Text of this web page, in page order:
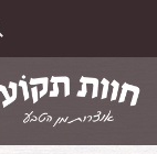
content